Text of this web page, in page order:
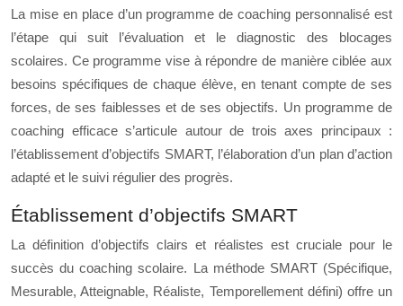
La mise en place d’un programme de coaching personnalisé est
l’étape qui suit l’évaluation et le diagnostic des blocages
scolaires. Ce programme vise à répondre de manière ciblée aux
besoins spécifiques de chaque élève, en tenant compte de ses
forces, de ses faiblesses et de ses objectifs. Un programme de
coaching efficace s’articule autour de trois axes principaux :
l’établissement d’objectifs SMART, l’élaboration d’un plan d’action
adapté et le suivi régulier des progrès.
Établissement d’objectifs SMART
La définition d’objectifs clairs et réalistes est cruciale pour le
succès du coaching scolaire. La méthode SMART (Spécifique,
Mesurable, Atteignable, Réaliste, Temporellement défini) offre un